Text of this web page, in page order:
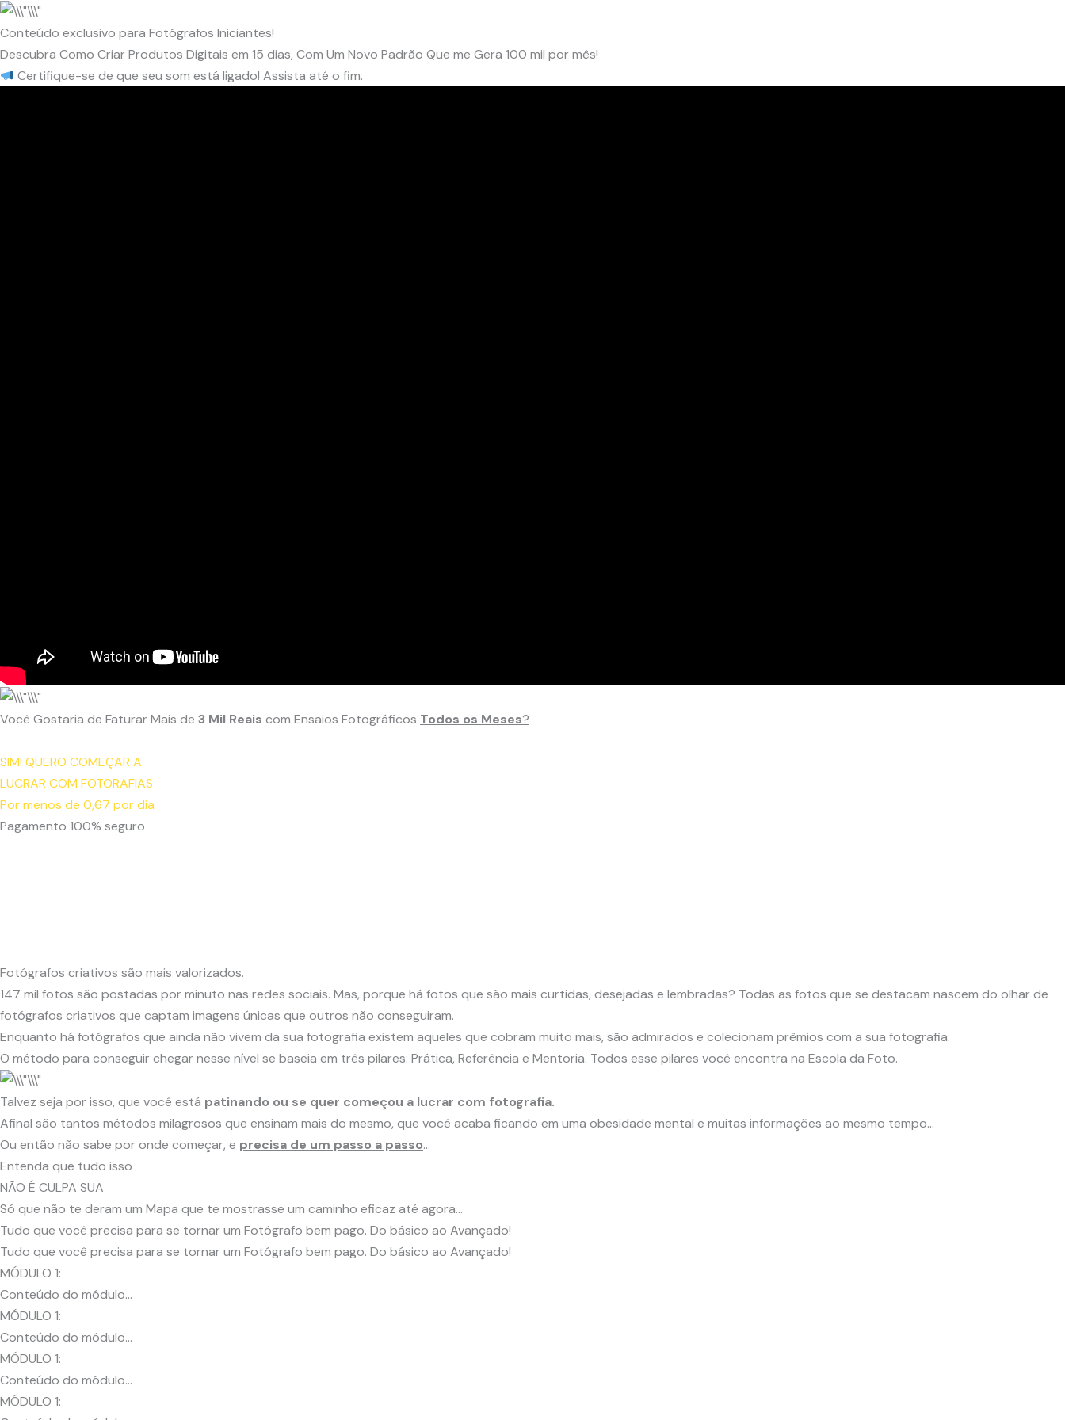
Conteúdo exclusivo para Fotógrafos Iniciantes!
Descubra Como Criar Produtos Digitais em 15 dias, Com Um Novo Padrão Que me Gera 100 mil por mês!
Certifique-se de que seu som está ligado! Assista até o fim.
Você Gostaria de Faturar Mais de 3 Mil Reais com Ensaios Fotográficos Todos os Meses?
SIM! QUERO COMEÇAR A
LUCRAR COM FOTORAFIAS
Por menos de 0,67 por dia
Pagamento 100% seguro
Fotógrafos criativos são mais valorizados.
147 mil fotos são postadas por minuto nas redes sociais. Mas, porque há fotos que são mais curtidas, desejadas e lembradas? Todas as fotos que se destacam nascem do olhar de
fotógrafos criativos que captam imagens únicas que outros não conseguiram.
Enquanto há fotógrafos que ainda não vivem da sua fotografia existem aqueles que cobram muito mais, são admirados e colecionam prêmios com a sua fotografia.
O método para conseguir chegar nesse nível se baseia em três pilares: Prática, Referência e Mentoria. Todos esse pilares você encontra na Escola da Foto.
Talvez seja por isso, que você está patinando ou se quer começou a lucrar com fotografia.
Afinal são tantos métodos milagrosos que ensinam mais do mesmo, que você acaba ficando em uma obesidade mental e muitas informações ao mesmo tempo…
Ou então não sabe por onde começar, e precisa de um passo a passo…
Entenda que tudo isso
NÃO É CULPA SUA
Só que não te deram um Mapa que te mostrasse um caminho eficaz até agora…
Tudo que você precisa para se tornar um Fotógrafo bem pago. Do básico ao Avançado!
Tudo que você precisa para se tornar um Fotógrafo bem pago. Do básico ao Avançado!
MÓDULO 1:
Conteúdo do módulo…
MÓDULO 1:
Conteúdo do módulo…
MÓDULO 1:
Conteúdo do módulo…
MÓDULO 1: